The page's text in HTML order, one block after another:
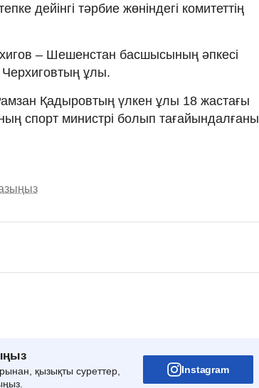
дейінгі тәрбие жөніндегі комитеттің
– Шешенстан басшысының әпкесі
ұлы.
Қадыровтың үлкен ұлы 18 жастағы
спорт министрі болып тағайындалғаны
қызықты суреттер,
Instagram